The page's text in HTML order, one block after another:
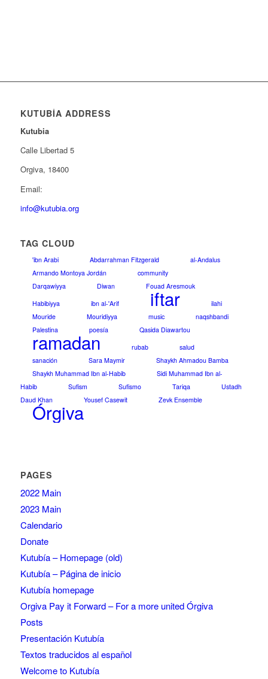
KUTUBÍA ADDRESS
Kutubia
Calle Libertad 5
Orgiva, 18400
Email:
info@kutubia.org
TAG CLOUD
'ibn Arabi Abdarrahman Fitzgerald
al-Andalus
Armando Montoya Jordán
community
Darqawiyya
Diwan
Fouad Aresmouk
Habibiyya
ibn al-'Arif iftar
ilahi
Mouride
Mouridiyya music
naqshbandi
Palestina
poesía Qasida Diawartou
ramadan rubab
salud
sanación
Sara Maymir
Shaykh Ahmadou Bamba
Shaykh Muhammad Ibn al-Habib
Sidi Muhammad Ibn al-
Habib
Sufism Sufismo Tariqa
Ustadh
Daud Khan
Yousef Casewit Zevk Ensemble
Órgiva
PAGES
2022 Main
2023 Main
Calendario
Donate
Kutubía – Homepage (old)
Kutubía – Página de inicio
Kutubía homepage
Orgiva Pay it Forward – For a more united Órgiva
Posts
Presentación Kutubía
Textos traducidos al español
Welcome to Kutubía